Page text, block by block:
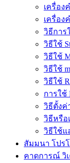
เครื่อ
เครื่อง
วิธีการ
วิธีใช้
วิธีใช้
วิธีใช้
วิธีใช้
การใช้
วิธีตั้งค่
วิธีหรือ
วิธีใช้แ
สัมมนา โปร
คาดการณ์ วิ